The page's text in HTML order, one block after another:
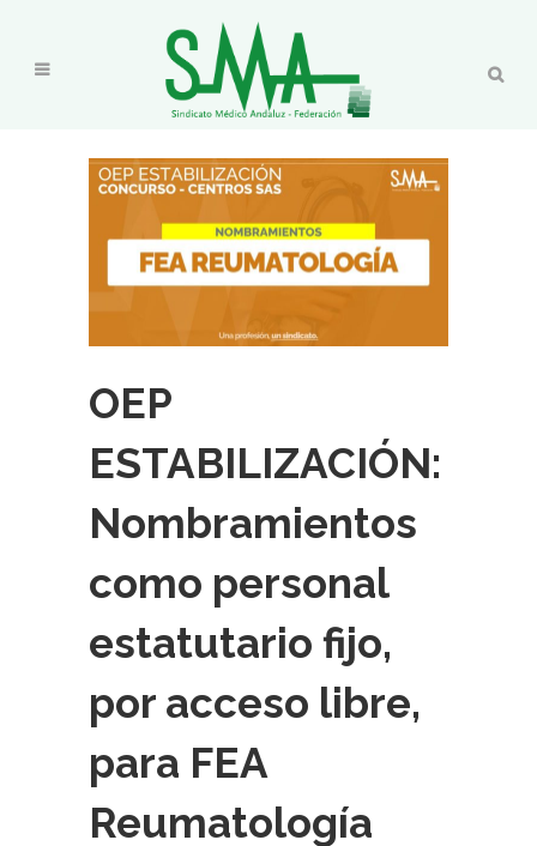
OEP
ESTABILIZACIÓN:
Nombramientos
como personal
estatutario fijo,
por acceso libre,
para FEA
Reumatología